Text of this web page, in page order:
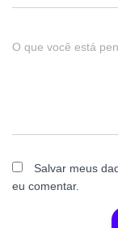
O que você está
Salvar meus
eu comentar.